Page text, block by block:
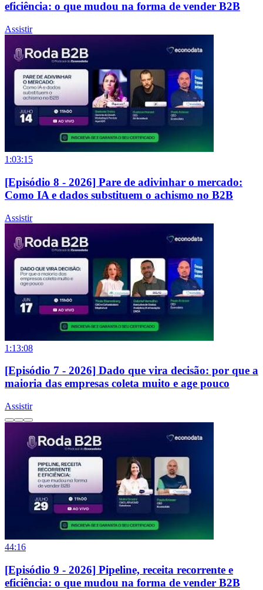
eficiência: o que mudou na forma de vender B2B
Assistir
1:03:15
[Episódio 8 - 2026] Pare de adivinhar o mercado:
Como IA e dados substituem o achismo no B2B
Assistir
1:13:08
[Episódio 7 - 2026] Dado que vira decisão: por que a
maioria das empresas coleta muito e age pouco
Assistir
44:16
[Episódio 9 - 2026] Pipeline, receita recorrente e
eficiência: o que mudou na forma de vender B2B